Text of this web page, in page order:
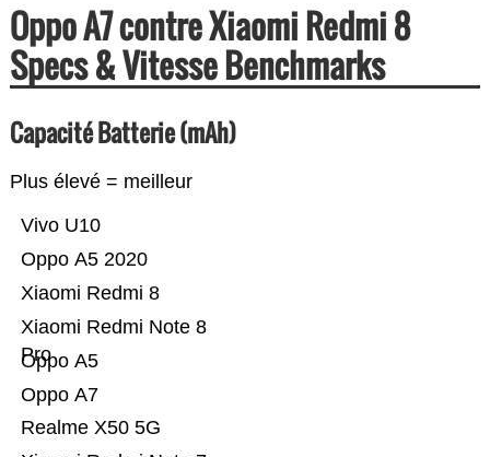
Oppo A7 contre Xiaomi Redmi 8
Specs & Vitesse Benchmarks
Capacité Batterie (mAh)
Plus élevé = meilleur
Realme X50 5G
Oppo A7
Oppo A5
Xiaomi Redmi Note 8
Pro
Xiaomi Redmi 8
Oppo A5 2020
Vivo U10